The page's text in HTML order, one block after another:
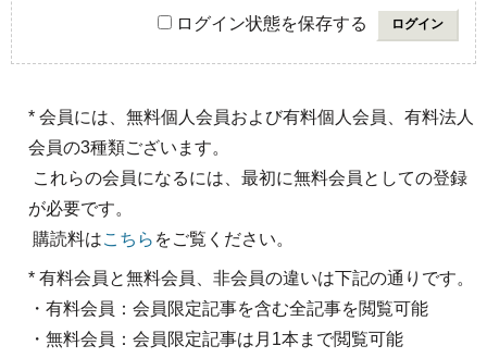
ログイン状態を保存する
* 会員には、無料個人会員および有料個人会員、有料法人
会員の3種類ございます。
これらの会員になるには、最初に無料会員としての登録
が必要です。
購読料はこちら をご覧ください。
* 有料会員と無料会員、非会員の違いは下記の通りです。
・有料会員：会員限定記事を含む全記事を閲覧可能
・無料会員：会員限定記事は月1本まで閲覧可能